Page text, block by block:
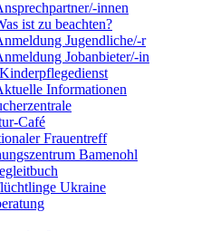
innen
ist zu beachten?
Jugendliche/-r
Jobanbieter/-in
Informationen
Café
Frauentreff
Bamenohl
Ukraine